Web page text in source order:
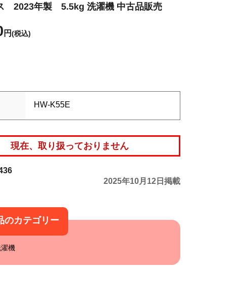
2023年製 5.5kg 洗濯機 中古品販売
円(税込)
HW-K55E
現在、取り扱っておりません
2025年10月12日掲載
のカテゴリー
機